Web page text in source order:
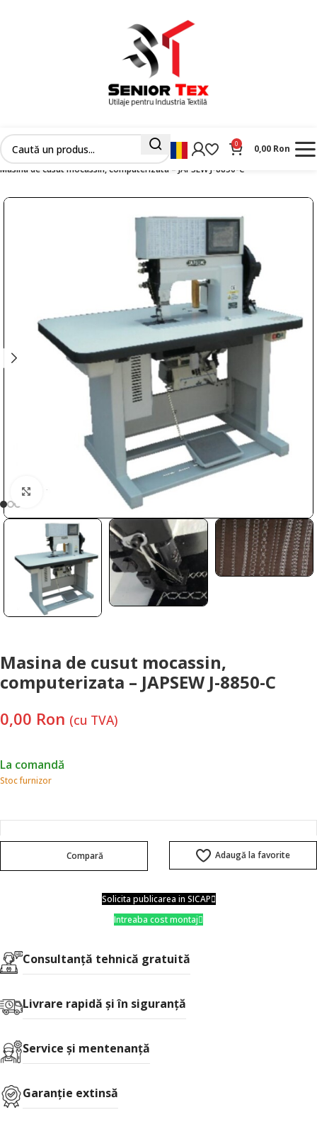
0 0,00 Ron
Prima pagină Masini Industriale Noi Cusaturi ornamentale
Mocassin machine
Masina de cusut mocassin, computerizata – JAPSEW J-8850-C
Faceți clic pentru a mări
Masina de cusut mocassin,
computerizata – JAPSEW J-8850-C
0,00 Ron (cu TVA)
La comandă
Stoc furnizor
Compară Adaugă la favorite
Solicita publicarea in SICAP
Intreaba cost montaj
Consultanţă tehnică gratuită
Livrare rapidă şi în siguranţă
Service și mentenanță
Garanție extinsă